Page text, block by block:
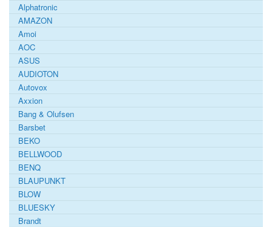
Alphatronic
AMAZON
Amoi
AOC
ASUS
AUDIOTON
Autovox
Axxion
Bang & Olufsen
Barsbet
BEKO
BELLWOOD
BENQ
BLAUPUNKT
BLOW
BLUESKY
Brandt